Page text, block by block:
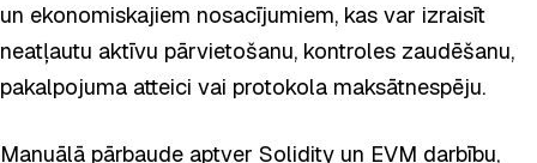
un ekonomiskajiem nosacījumiem, kas var izraisīt
neatļautu aktīvu pārvietošanu, kontroles zaudēšanu,
pakalpojuma atteici vai protokola maksātnespēju.
Manuālā pārbaude aptver Solidity un EVM darbību,